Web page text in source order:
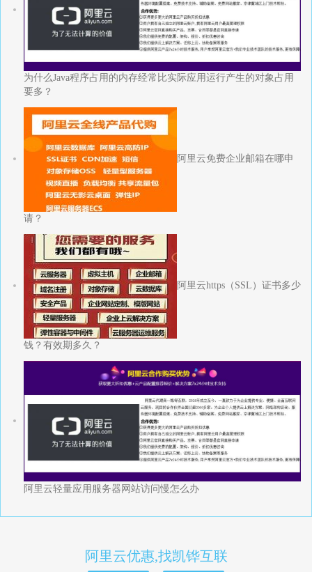
为什么Java程序占用的内存经常比实际应用运行产生的对象占用
要多？
阿里云免费企业邮箱在哪申
请？
阿里云https（SSL）证书多少
钱？有效期多久？
阿里云轻量应用服务器网站访问慢怎么办
阿里云优惠,找凯铧互联